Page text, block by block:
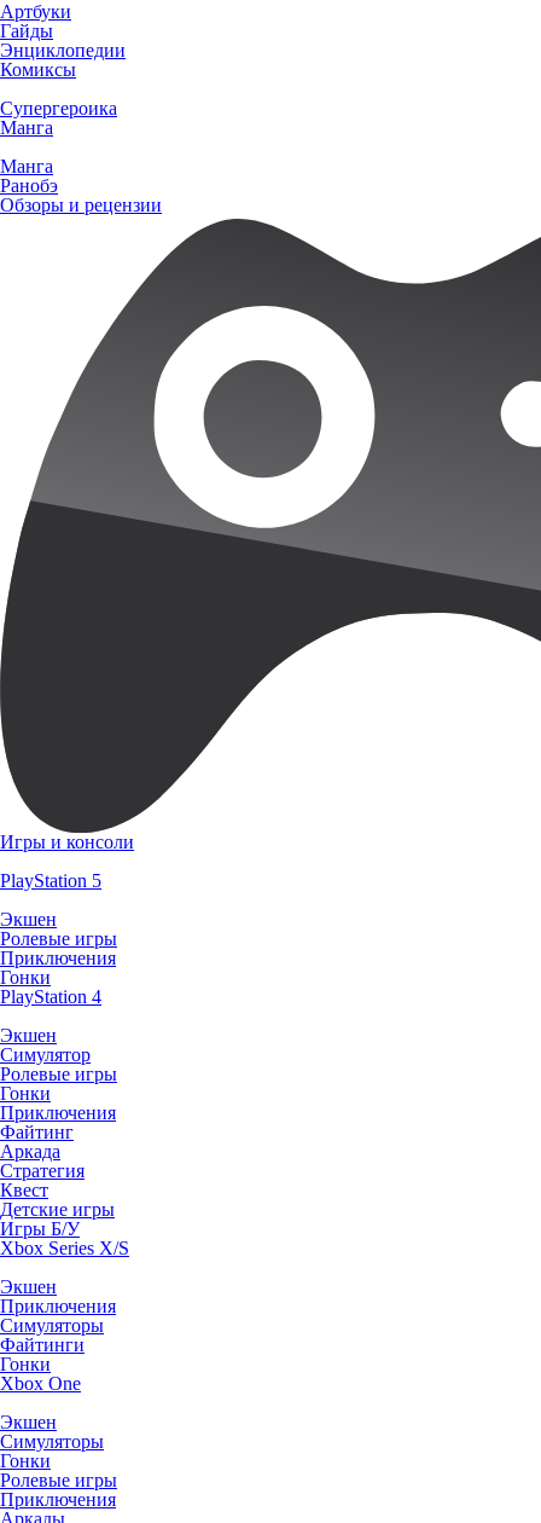
Артбуки
Гайды
Энциклопедии
Комиксы
Супергероика
Манга
Манга
Ранобэ
Обзоры и рецензии
Игры и консоли
PlayStation 5
Экшен
Ролевые игры
Приключения
Гонки
PlayStation 4
Экшен
Симулятор
Ролевые игры
Гонки
Приключения
Файтинг
Аркада
Стратегия
Квест
Детские игры
Игры Б/У
Xbox Series X/S
Экшен
Приключения
Симуляторы
Файтинги
Гонки
Xbox One
Экшен
Симуляторы
Гонки
Ролевые игры
Приключения
Аркады